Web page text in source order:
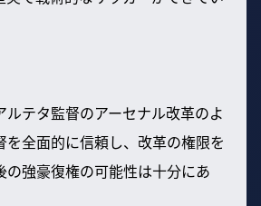
ルテタ監督のアーセナル改革のよ
を全面的に信頼し、改革の権限を
の強豪復権の可能性は十分にあ